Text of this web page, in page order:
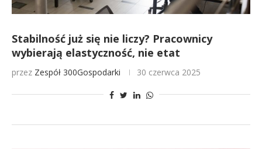
Stabilność już się nie liczy? Pracownicy
wybierają elastyczność, nie etat
przez Zespół 300Gospodarki 30 czerwca 2025